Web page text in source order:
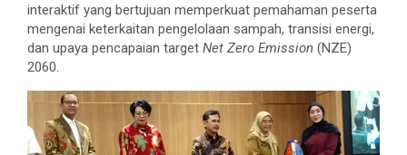
interaktif yang bertujuan memperkuat pemahaman peserta
mengenai keterkaitan pengelolaan sampah, transisi energi,
dan upaya pencapaian target Net Zero Emission (NZE)
2060.